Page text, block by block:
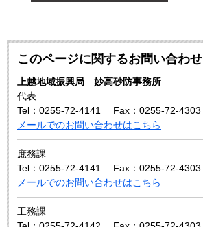
このページに関するお問い合わせ
上越地域振興局 妙高砂防事務所
代表
Tel：0255-72-4141
Fax：0255-72-4303
メールでのお問い合わせはこちら
庶務課
Tel：0255-72-4141
Fax：0255-72-4303
メールでのお問い合わせはこちら
工務課